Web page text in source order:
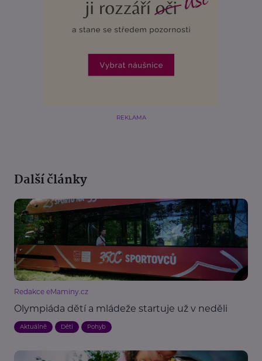
REKLAMA
Další články
Redakce eMaminy.cz
Olympiáda dětí a mládeže startuje už v neděli
Aktuálně Děti Pohyb